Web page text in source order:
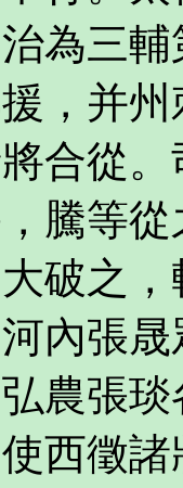
為三
，并
合從
騰等
破之
內張
農張
西徵